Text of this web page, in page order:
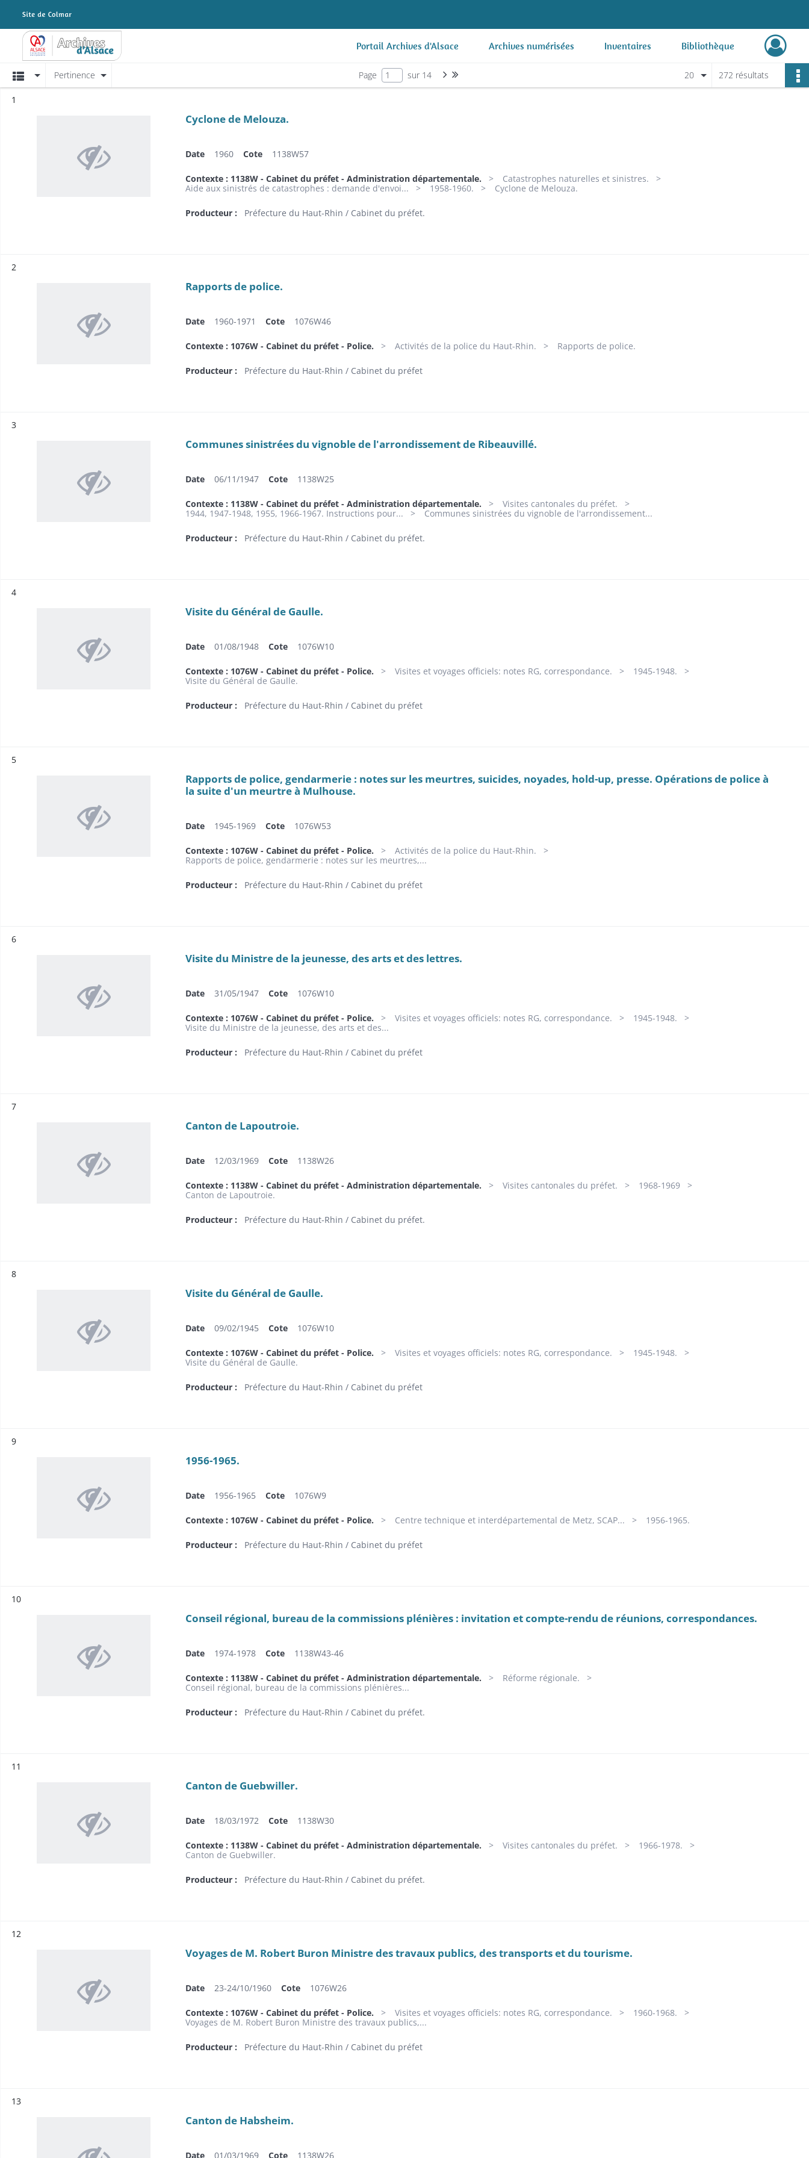
Archives Alsace - Colmar Portail Archives d'Alsace Archives numérisées Inventaires Bibliothèque
AffichagePertinence Page sur 14 Page suivante : 1/14 272 résultats
20
1
Cyclone de Melouza.
Date 1960 Cote 1138W57
Contexte : 1138W - Cabinet du préfet - Administration départementale.
Catastrophes naturelles et sinistres.
Aide aux sinistrés de catastrophes : demande d'envoi...
1958-1960. Cyclone de Melouza.
Producteur : Préfecture du Haut-Rhin / Cabinet du préfet.
2
Rapports de police.
Date 1960-1971 Cote 1076W46
Contexte : 1076W - Cabinet du préfet - Police. Activités de la police du Haut-Rhin. Rapports de police.
Producteur : Préfecture du Haut-Rhin / Cabinet du préfet
3
Communes sinistrées du vignoble de l'arrondissement de Ribeauvillé.
Date 06/11/1947 Cote 1138W25
Contexte : 1138W - Cabinet du préfet - Administration départementale.
Visites cantonales du préfet.
1944, 1947-1948, 1955, 1966-1967. Instructions pour...
Communes sinistrées du vignoble de l'arrondissement...
Producteur : Préfecture du Haut-Rhin / Cabinet du préfet.
4
Visite du Général de Gaulle.
Date 01/08/1948 Cote 1076W10
Contexte : 1076W - Cabinet du préfet - Police. Visites et voyages officiels: notes RG, correspondance.
1945-1948.
Visite du Général de Gaulle.
Producteur : Préfecture du Haut-Rhin / Cabinet du préfet
5
Rapports de police, gendarmerie : notes sur les meurtres, suicides, noyades, hold-up, presse. Opérations de police à
la suite d'un meurtre à Mulhouse.
Date 1945-1969 Cote 1076W53
Contexte : 1076W - Cabinet du préfet - Police.
Activités de la police du Haut-Rhin.
Rapports de police, gendarmerie : notes sur les meurtres,...
Producteur : Préfecture du Haut-Rhin / Cabinet du préfet
6
Visite du Ministre de la jeunesse, des arts et des lettres.
Date 31/05/1947 Cote 1076W10
Contexte : 1076W - Cabinet du préfet - Police. Visites et voyages officiels: notes RG, correspondance.
1945-1948.
Visite du Ministre de la jeunesse, des arts et des...
Producteur : Préfecture du Haut-Rhin / Cabinet du préfet
7
Canton de Lapoutroie.
Date 12/03/1969 Cote 1138W26
Contexte : 1138W - Cabinet du préfet - Administration départementale. Visites cantonales du préfet.
1968-1969
Canton de Lapoutroie.
Producteur : Préfecture du Haut-Rhin / Cabinet du préfet.
8
Visite du Général de Gaulle.
Date 09/02/1945 Cote 1076W10
Contexte : 1076W - Cabinet du préfet - Police. Visites et voyages officiels: notes RG, correspondance.
1945-1948.
Visite du Général de Gaulle.
Producteur : Préfecture du Haut-Rhin / Cabinet du préfet
9
1956-1965.
Date 1956-1965 Cote 1076W9
Contexte : 1076W - Cabinet du préfet - Police. Centre technique et interdépartemental de Metz, SCAP... 1956-1965.
Producteur : Préfecture du Haut-Rhin / Cabinet du préfet
10
Conseil régional, bureau de la commissions plénières : invitation et compte-rendu de réunions, correspondances.
Date 1974-1978 Cote 1138W43-46
Contexte : 1138W - Cabinet du préfet - Administration départementale.
Réforme régionale.
Conseil régional, bureau de la commissions plénières...
Producteur : Préfecture du Haut-Rhin / Cabinet du préfet.
11
Canton de Guebwiller.
Date 18/03/1972 Cote 1138W30
Contexte : 1138W - Cabinet du préfet - Administration départementale. Visites cantonales du préfet.
1966-1978.
Canton de Guebwiller.
Producteur : Préfecture du Haut-Rhin / Cabinet du préfet.
12
Voyages de M. Robert Buron Ministre des travaux publics, des transports et du tourisme.
Date 23-24/10/1960 Cote 1076W26
Contexte : 1076W - Cabinet du préfet - Police. Visites et voyages officiels: notes RG, correspondance.
1960-1968.
Voyages de M. Robert Buron Ministre des travaux publics,...
Producteur : Préfecture du Haut-Rhin / Cabinet du préfet
13
Canton de Habsheim.
Date 01/03/1969 Cote 1138W26